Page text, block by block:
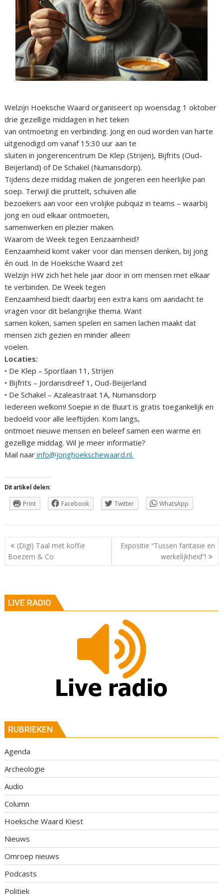
Welzijn Hoeksche Waard organiseert op woensdag 1 oktober
drie gezellige middagen in het teken
van ontmoeting en verbinding. Jong en oud worden van harte
uitgenodigd om vanaf 15:30 uur aan te
sluiten in jongerencentrum De Klep (Strijen), Bijfrits (Oud-
Beijerland) of De Schakel (Numansdorp).
Tijdens deze middag maken de jongeren een heerlijke pan
soep. Terwijl die pruttelt, schuiven alle
bezoekers aan voor een vrolijke pubquiz in teams – waarbij
jong en oud elkaar ontmoeten,
samenwerken en plezier maken.
Waarom de Week tegen Eenzaamheid?
Eenzaamheid komt vaker voor dan mensen denken, bij jong
én oud. In de Hoeksche Waard zet
Welzijn HW zich het hele jaar door in om mensen met elkaar
te verbinden. De Week tegen
Eenzaamheid biedt daarbij een extra kans om aandacht te
vragen voor dit belangrijke thema. Want
samen koken, samen spelen en samen lachen maakt dat
mensen zich gezien en minder alleen
voelen.
Locaties:
• De Klep – Sportlaan 11, Strijen
• Bijfrits – Jordansdreef 1, Oud-Beijerland
• De Schakel – Azaleastraat 1A, Numansdorp
Iedereen welkom! Soepie in de Buurt is gratis toegankelijk en
bedoeld voor alle leeftijden. Kom langs,
ontmoet nieuwe mensen en beleef samen een warme en
gezellige middag. Wil je meer informatie?
Mail naar info@jonghoekschewaard.nl.
Dit artikel delen:
Print Facebook Twitter WhatsApp
Berichtnavigatie
(Digi) Taal met koffie
Boezem & Co
Expositie “Tussen fantasie en
werkelijkheid”!
LIVE RADIO
RUBRIEKEN
Agenda
Archeologie
Audio
Column
Hoeksche Waard Kiest
Nieuws
Omroep nieuws
Podcasts
Politiek